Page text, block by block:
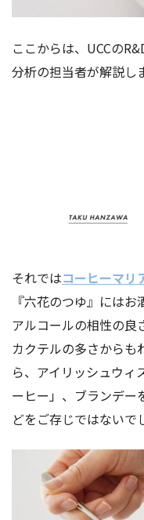
ここからは、UCCの
分析の担当者が解説し
それではコーヒーマリ
『六花のつゆ』には
アルコールの相性の良
カクテルの多さからも
ら、アイリッシュウィ
ーヒー」、ブランデー
どをご存じではないで